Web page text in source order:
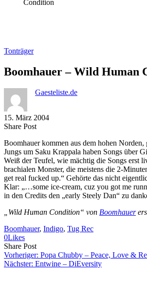
Tonträger
Boomhauer – Wild Human
Gaesteliste.de
15. März 2004
Share PostShare
Facebook
Copy
to
clipboard
Send
via
eMail
Boomhauer kommen aus dem hohen
Jungs um Saku Krappala haben Songs über
Weiß der Teufel, wie mächtig die Songs erst
brachialen Monster, die meistens die 2-
get real fucked up.“ Gehörte das nicht
Klar: „…some ice-cream, cuz you got me
in den Credits den „early Steely Dan“ zu
„Wild Human Condition“ von Boomhauer
Boomhauer, Indigo, Tug Rec
0Likes
Share PostShare
on
Facebook
Copy
URL
to
Send
Link
via
Vorheriger: Popa Chubby – Peace, Love &
Nächster: Entwine – DiEversity